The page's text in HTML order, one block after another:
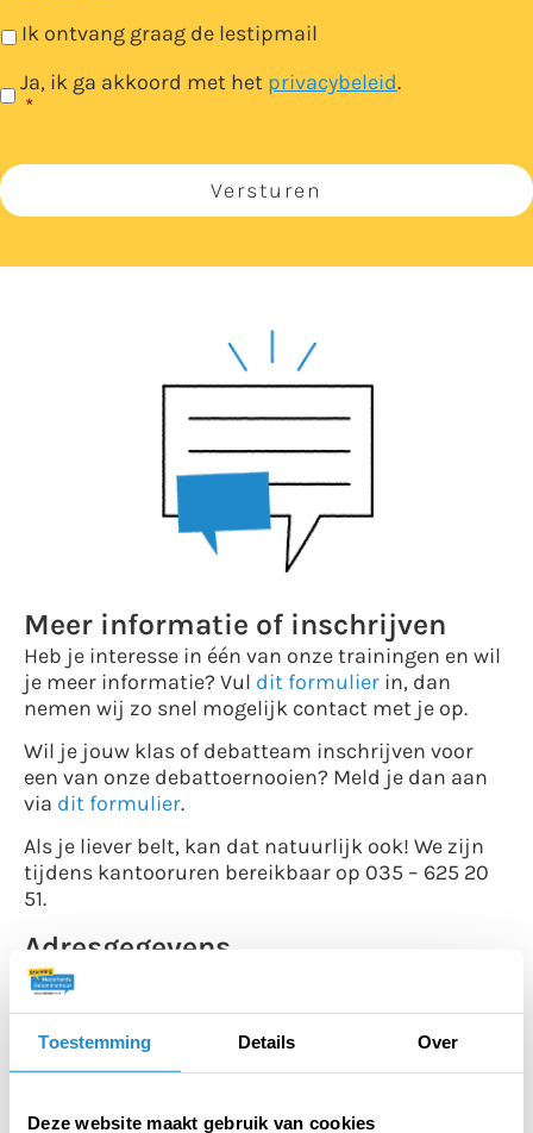
Toestemming Details Over
Deze website maakt gebruik van cookies
Ik ontvang graag de lestipmail
Ja, ik ga akkoord met het privacybeleid.
*
Meer informatie of inschrijven
Heb je interesse in één van onze trainingen en wil
je meer informatie? Vul dit formulier in, dan
nemen wij zo snel mogelijk contact met je op.
Wil je jouw klas of debatteam inschrijven voor
een van onze debattoernooien? Meld je dan aan
via dit formulier.
Als je liever belt, kan dat natuurlijk ook! We zijn
tijdens kantooruren bereikbaar op 035 – 625 20
51.
Adresgegevens
Keizersgracht 104
1015 CV Amsterdam
+31 (0) 35 625 20 51
stichting@debatinstituut.nl